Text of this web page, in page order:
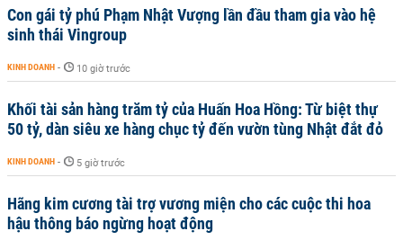
Con gái tỷ phú Phạm Nhật Vượng lần đầu tham gia vào hệ
sinh thái Vingroup
KINH DOANH - 10 giờ trước
Khối tài sản hàng trăm tỷ của Huấn Hoa Hồng: Từ biệt thự
50 tỷ, dàn siêu xe hàng chục tỷ đến vườn tùng Nhật đắt đỏ
KINH DOANH - 5 giờ trước
Hãng kim cương tài trợ vương miện cho các cuộc thi hoa
hậu thông báo ngừng hoạt động